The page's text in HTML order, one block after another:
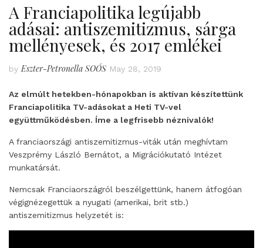
A Franciapolitika legújabb
adásai: antiszemitizmus, sárga
mellényesek, és 2017 emlékei
by Eszter-Petronella SOÓS May 28, 2019
Az elmúlt hetekben-hónapokban is aktívan készítettünk
Franciapolitika TV-adásokat a Heti TV-vel
együttműködésben. Íme a legfrisebb néznivalók!
A franciaországi antiszemitizmus-viták után meghívtam
Veszprémy László Bernátot, a Migrációkutató Intézet
munkatársát.
Nemcsak Franciaországról beszélgettünk, hanem átfogóan
végignézegettük a nyugati (amerikai, brit stb.)
antiszemitizmus helyzetét is: